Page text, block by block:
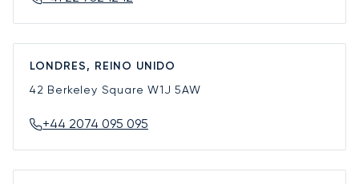
LONDRES, REINO UNIDO
42 Berkeley SquareW1J 5AW
+44 2074 095 095